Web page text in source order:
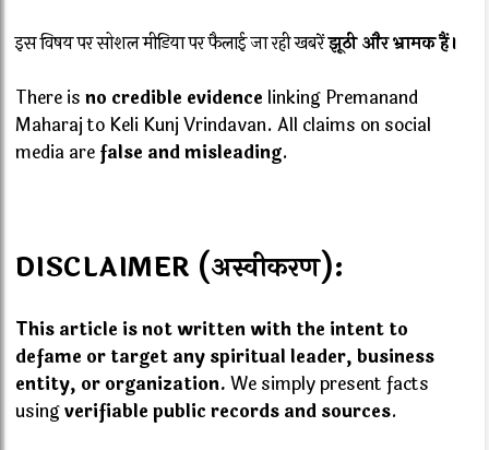
इस विषय पर सोशल मीडिया पर फैलाई जा रही खबरेंझूठी और भ्रामक हैं।
There isno credible evidence linking Premanand
Maharaj to Keli Kunj Vrindavan. All claims on social
media are false and misleading.
DISCLAIMER (अस्वीकरण):
This article is not written with the intent to
defame or target any spiritual leader, business
entity, or organization. We simply present facts
usingverifiable public records and sources.